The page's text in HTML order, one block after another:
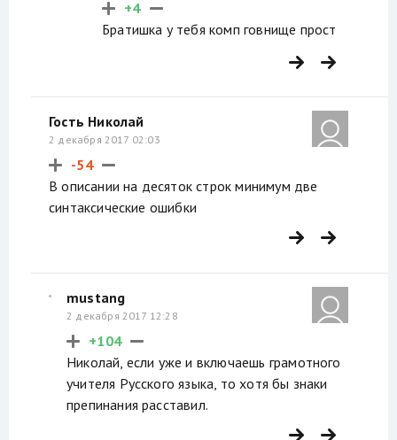
+4
Братишка у тебя комп говнище прост
Гость Николай
2 декабря 2017 02:03
-54
В описании на десяток строк минимум две
синтаксические ошибки
mustang
2 декабря 2017 12:28
+104
Николай, если уже и включаешь грамотного
учителя Русского языка, то хотя бы знаки
препинания расставил.